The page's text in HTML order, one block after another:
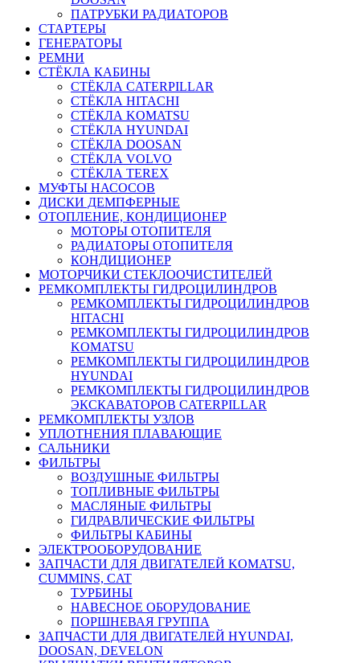
ПАТРУБКИ РАДИАТОРОВ
СТАРТЕРЫ
ГЕНЕРАТОРЫ
РЕМНИ
СТЁКЛА КАБИНЫ
СТЁКЛА CATERPILLAR
СТЁКЛА HITACHI
СТЁКЛА KOMATSU
СТЁКЛА HYUNDAI
СТЁКЛА DOOSAN
СТЁКЛА VOLVO
СТЁКЛА TEREX
МУФТЫ НАСОСОВ
ДИСКИ ДЕМПФЕРНЫЕ
ОТОПЛЕНИЕ, КОНДИЦИОНЕР
МОТОРЫ ОТОПИТЕЛЯ
РАДИАТОРЫ ОТОПИТЕЛЯ
КОНДИЦИОНЕР
МОТОРЧИКИ СТЕКЛООЧИСТИТЕЛЕЙ
РЕМКОМПЛЕКТЫ ГИДРОЦИЛИНДРОВ
РЕМКОМПЛЕКТЫ ГИДРОЦИЛИНДРОВ
HITACHI
РЕМКОМПЛЕКТЫ ГИДРОЦИЛИНДРОВ
KOMATSU
РЕМКОМПЛЕКТЫ ГИДРОЦИЛИНДРОВ
HYUNDAI
РЕМКОМПЛЕКТЫ ГИДРОЦИЛИНДРОВ
ЭКСКАВАТОРОВ CATERPILLAR
РЕМКОМПЛЕКТЫ УЗЛОВ
УПЛОТНЕНИЯ ПЛАВАЮЩИЕ
САЛЬНИКИ
ФИЛЬТРЫ
ВОЗДУШНЫЕ ФИЛЬТРЫ
ТОПЛИВНЫЕ ФИЛЬТРЫ
МАСЛЯНЫЕ ФИЛЬТРЫ
ГИДРАВЛИЧЕСКИЕ ФИЛЬТРЫ
ФИЛЬТРЫ КАБИНЫ
ЭЛЕКТРООБОРУДОВАНИЕ
ЗАПЧАСТИ ДЛЯ ДВИГАТЕЛЕЙ KOMATSU,
CUMMINS, CAT
ТУРБИНЫ
НАВЕСНОЕ ОБОРУДОВАНИЕ
ПОРШНЕВАЯ ГРУППА
ЗАПЧАСТИ ДЛЯ ДВИГАТЕЛЕЙ HYUNDAI,
DOOSAN, DEVELON